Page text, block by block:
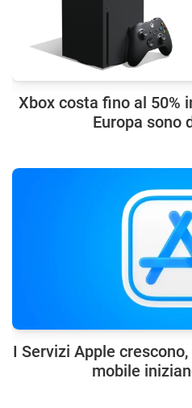
Xbox costa fino al 50%
Europa sono
I Servizi Apple
mobile